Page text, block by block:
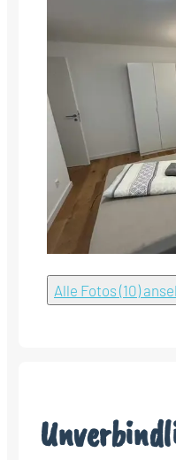
Alle Fotos (10)